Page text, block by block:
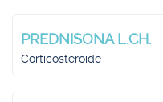
PREDNISONA L.CH.
Corticosteroide